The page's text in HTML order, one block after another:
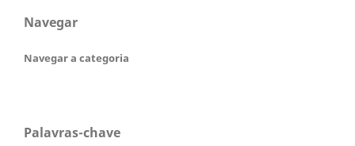
Navegar
Navegar a categoria
Palavras-chave